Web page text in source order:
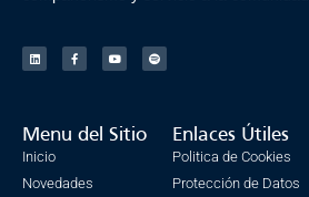
Menu del Sitio
Inicio
Novedades
Enlaces Útiles
Politica de Cookies
Protección de Datos